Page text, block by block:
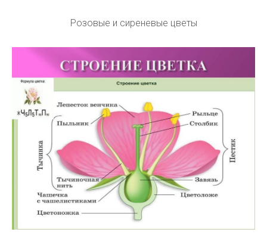
Розовые и сиреневые цветы